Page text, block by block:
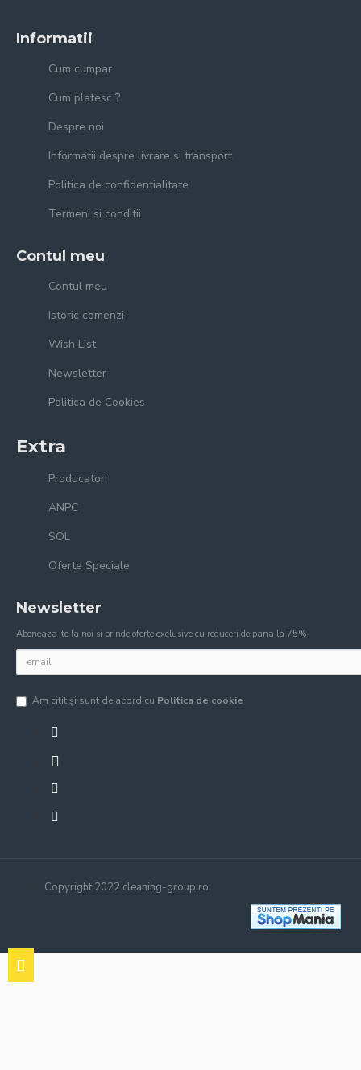
Informatii
Cum cumpar
Cum platesc ?
Despre noi
Informatii despre livrare si transport
Politica de confidentialitate
Termeni si conditii
Contul meu
Contul meu
Istoric comenzi
Wish List
Newsletter
Politica de Cookies
Extra
Producatori
ANPC
SOL
Oferte Speciale
Newsletter
Aboneaza-te la noi si prinde oferte exclusive cu reduceri de pana la 75%
Am citit şi sunt de acord cu Politica de cookie
Copyright 2022 cleaning-group.ro